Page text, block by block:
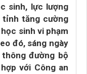
sinh, lực lượng
tỉnh tăng cường
sinh vi phạm
đó, sáng ngày
đường bộ
với Công an